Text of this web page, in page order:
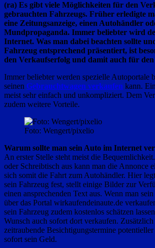
(ra) Es gibt viele Möglichkeiten für den
gebrauchten Fahrzeugs. Früher erledigte
eine Zeitungsanzeige, einen Autohändler
Mundpropaganda. Immer beliebter wird
Internet. Was man dabei beachten sollte
Fahrzeug entsprechend präsentiert, ist
den Verkaufserfolg und damit auch für den
Immer beliebter werden spezielle Autoportale
seinen Gebrauchtwagen verkaufen kann.
meist sehr einfach und unkompliziert. Dem
zudem weitere Vorteile.
Foto: Wengert/pixelio
Warum sollte man sein Auto im Internet
An erster Stelle steht meist die
oder Schreibtisch aus kann man die Annonce
sich somit die Fahrt zum Autohändler. Hier
sein Fahrzeug fest, stellt einige Bilder zur
einen ansprechenden Text aus. Wenn man
über das Portal wirkaufendeinaute.de
sein Fahrzeug zudem kostenlos schätzen
Wunsch auch sofort dort verkaufen. Zusätzlich
zeitraubende Besichtigungstermine
sofort sein Geld.